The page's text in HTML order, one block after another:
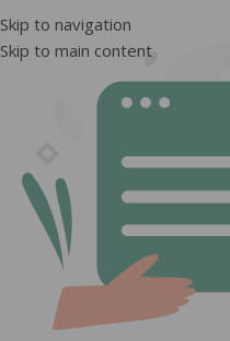
Skip to navigation
Skip to main content